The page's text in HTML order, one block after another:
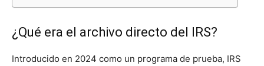
¿Qué era el archivo directo del IRS?
Introducido en 2024 como un programa de prueba, IRS